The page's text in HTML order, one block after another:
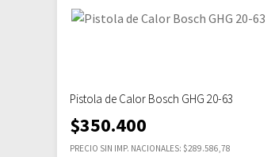
Pistola de Calor Bosch GHG 20-63
$350.400
PRECIO SIN IMP. NACIONALES: $289.586,78